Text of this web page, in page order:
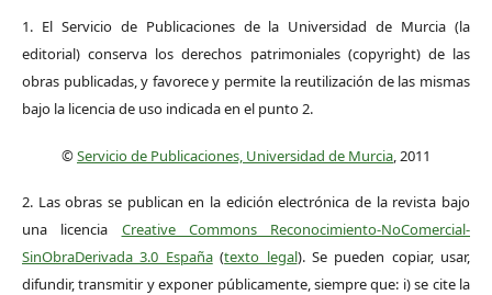
1. El Servicio de Publicaciones de la Universidad de Murcia (la
editorial) conserva los derechos patrimoniales (copyright) de las
obras publicadas, y favorece y permite la reutilización de las mismas
bajo la licencia de uso indicada en el punto 2.
©Servicio de Publicaciones, Universidad de Murcia, 2011
2. Las obras se publican en la edición electrónica de la revista bajo
una licencia Creative Commons Reconocimiento-NoComercial-
SinObraDerivada 3.0 España(texto legal). Se pueden copiar, usar,
difundir, transmitir y exponer públicamente, siempre que: i) se cite la